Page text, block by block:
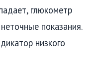
глюкометр
показания.
низкого